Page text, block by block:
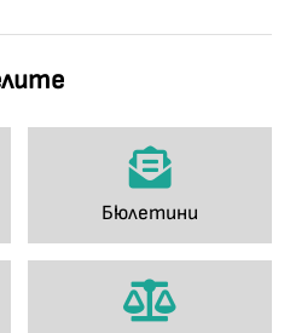
Бюлетини